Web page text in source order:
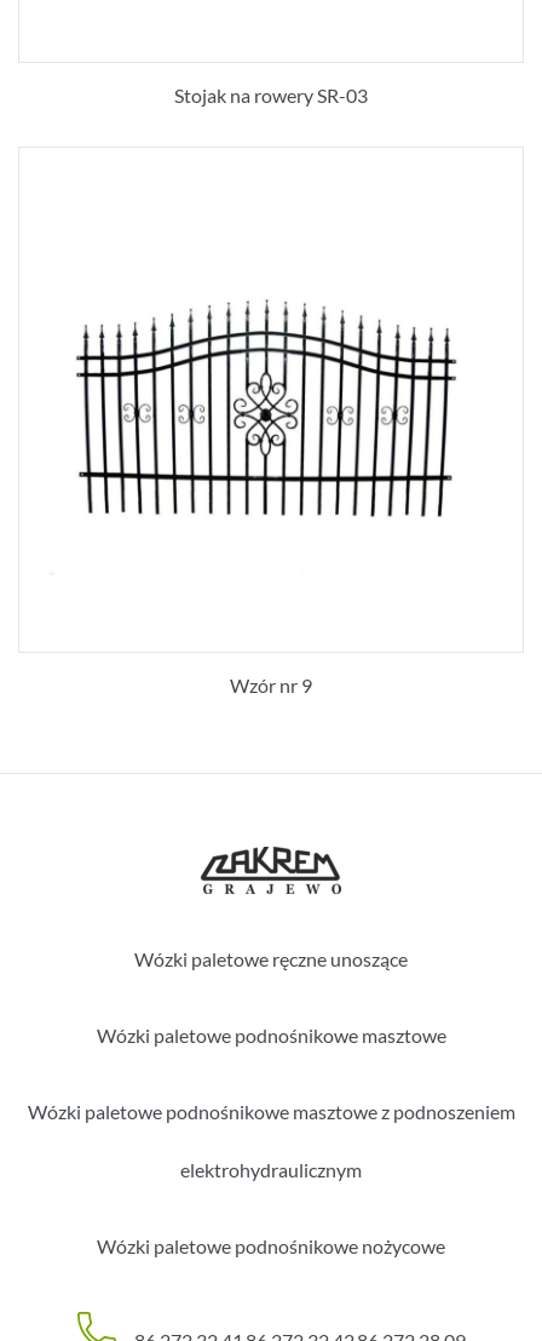
Stojak na rowery SR-03
Wzór nr 9
Wózki paletowe ręczne unoszące
Wózki paletowe podnośnikowe masztowe
Wózki paletowe podnośnikowe masztowe z podnoszeniem
elektrohydraulicznym
Wózki paletowe podnośnikowe nożycowe